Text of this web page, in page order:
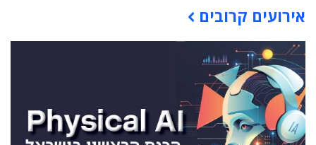
אירועים קרובים